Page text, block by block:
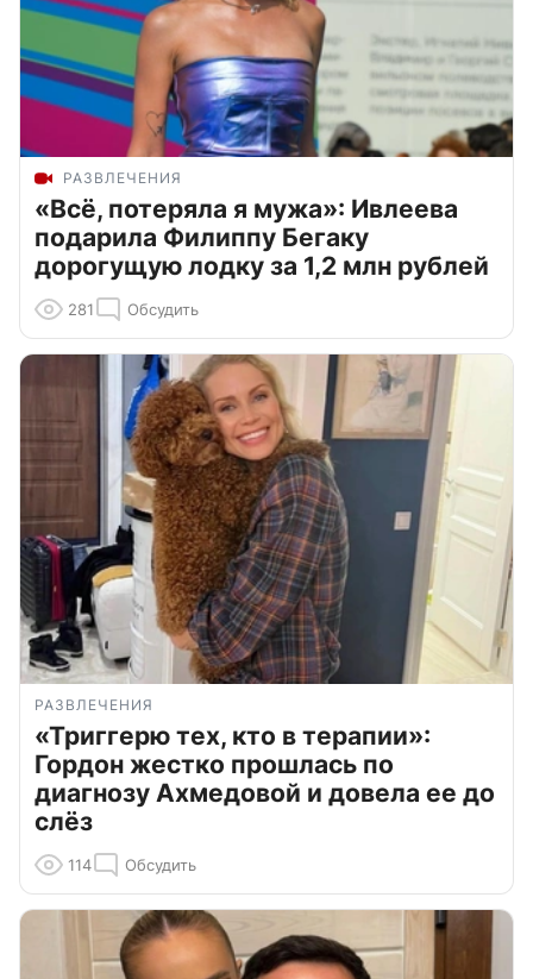
РАЗВЛЕЧЕНИЯ
«Всё, потеряла я мужа»: Ивлеева
подарила Филиппу Бегаку
дорогущую лодку за 1,2 млн рублей
281 Обсудить
РАЗВЛЕЧЕНИЯ
«Триггерю тех, кто в терапии»:
Гордон жестко прошлась по
диагнозу Ахмедовой и довела ее до
слёз
114 Обсудить